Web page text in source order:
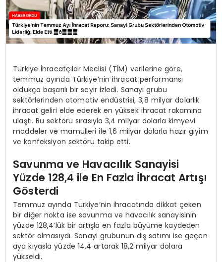
YAŞAM
Türkiye İhracatçılar Meclisi (TİM) verilerine göre,
temmuz ayında Türkiye’nin ihracat performansı
oldukça başarılı bir seyir izledi. Sanayi grubu
sektörlerinden otomotiv endüstrisi, 3,8 milyar dolarlık
ihracat geliri elde ederek en yüksek ihracat rakamına
ulaştı. Bu sektörü sırasıyla 3,4 milyar dolarla kimyevi
maddeler ve mamulleri ile 1,6 milyar dolarla hazır giyim
ve konfeksiyon sektörü takip etti.
Savunma ve Havacılık Sanayisi
Yüzde 128,4 ile En Fazla İhracat Artışı
Gösterdi
Temmuz ayında Türkiye’nin ihracatında dikkat çeken
bir diğer nokta ise savunma ve havacılık sanayisinin
yüzde 128,4’lük bir artışla en fazla büyüme kaydeden
sektör olmasıydı. Sanayi grubunun dış satımı ise geçen
aya kıyasla yüzde 14,4 artarak 18,2 milyar dolara
yükseldi.